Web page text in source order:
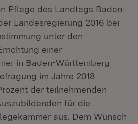
Pflege des Landtags Baden-
Landesregierung 2016 bei
unter den
einer
in Baden-Württemberg
im Jahre 2018
der teilnehmenden
für die
aus. Dem Wunsch